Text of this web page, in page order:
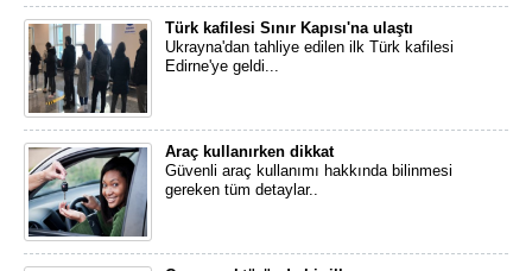
Türk kafilesi Sınır Kapısı'na ulaştı
Ukrayna'dan tahliye edilen ilk Türk kafilesi
Edirne'ye geldi...
Araç kullanırken dikkat
Güvenli araç kullanımı hakkında bilinmesi
gereken tüm detaylar..